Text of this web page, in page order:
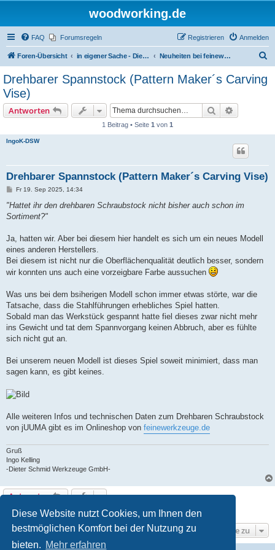
Diese Website nutzt Cookies, um Ihnen den
bestmöglichen Komfort bei der Nutzung zu
bieten. Mehr erfahren
woodworking.de
FAQ Forumsregeln Anmelden
Registrieren
Foren-Übersicht in eigener Sache - Dieter Schmid Werkzeuge GmbH Neuheiten bei feinewerkzeuge.de
Drehbarer Spannstock (Pattern Maker´s Carving
Vise)
Antworten Suche
1 Beitrag • Seite 1 von 1
IngoK-DSW
Drehbarer Spannstock (Pattern Maker´s Carving Vise)
B
i
r
Fr 19. Sep 2025, 14:34
"Hattet ihr den drehbaren Schraubstock nicht bisher auch schon im
Sortiment?"
Ja, hatten wir. Aber bei diesem hier handelt es sich um ein neues Modell
eines anderen Herstellers.
Bei diesem ist nicht nur die Oberflächenqualität deutlich besser, sondern
wir konnten uns auch eine vorzeigbare Farbe aussuchen
Was uns bei dem bsiherigen Modell schon immer etwas störte, war die
Tatsache, dass die Stahlführungen erhebliches Spiel hatten.
Sobald man das Werkstück gespannt hatte fiel dieses zwar nicht mehr
ins Gewicht und tat dem Spannvorgang keinen Abbruch, aber es fühlte
sich nicht gut an.
Bei unserem neuen Modell ist dieses Spiel soweit minimiert, dass man
sagen kann, es gibt keines.
Alle weiteren Infos und technischen Daten zum Drehbaren Schraubstock
von jUUMA gibt es im Onlineshop von feinewerkzeuge.de
Gruß
Ingo Kelling
-Dieter Schmid Werkzeuge GmbH-
Antworten
1 Beitrag • Seite1von1
Gehe zu